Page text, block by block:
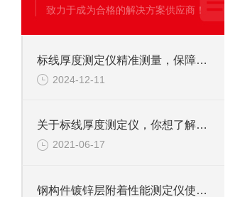
致力于成为合格的解决方案供应商！
标线厚度测定仪精准测量，保障道路安全
2024-12-11
关于标线厚度测定仪，你想了解的都在这里了
2021-06-17
钢构件镀锌层附着性能测定仪使用前不要忘记这些